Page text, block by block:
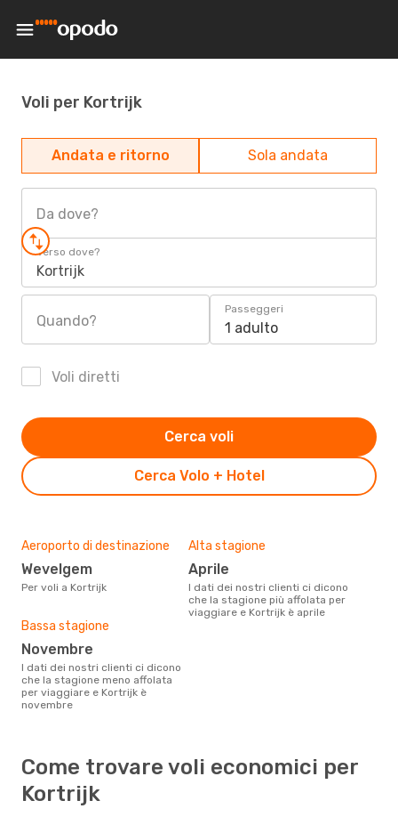
Voli per Kortrijk
Andata e ritorno Sola andata
Da dove?
Verso dove?
Kortrijk
Quando?
Passeggeri
1 adulto
Voli diretti
Cerca Volo + Hotel
Cerca voli
Aeroporto di destinazione
Wevelgem
Per voli a Kortrijk
Alta stagione
aprile
I dati dei nostri clienti ci dicono
che la stagione più affolata per
viaggiare e Kortrijk è aprile
Bassa stagione
novembre
I dati dei nostri clienti ci dicono
che la stagione meno affolata
per viaggiare e Kortrijk è
novembre
Come trovare voli economici per
Kortrijk